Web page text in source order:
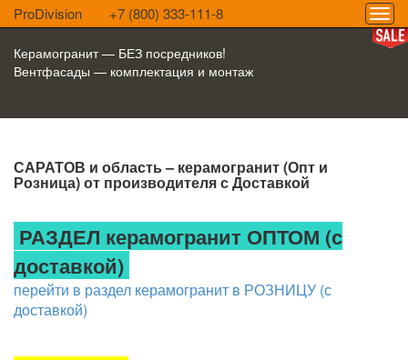
ProDivision +7 (800) 333-111-8
Керамогранит — БЕЗ посредников!
Вентфасады — комплектация и монтаж
САРАТОВ и область – керамогранит (Опт и
Розница) от производителя с Доставкой
РАЗДЕЛ керамогранит ОПТОМ (с
доставкой)
перейти в раздел керамогранит в РОЗНИЦУ (с
доставкой)